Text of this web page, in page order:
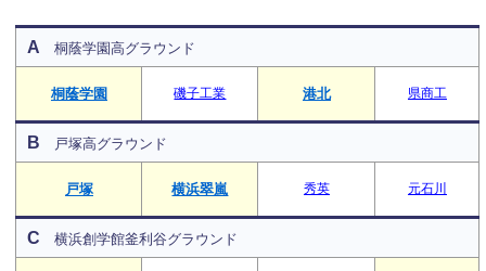
A 桐蔭学園高グラウンド
桐蔭学園 磯子工業 港北 県商工
B 戸塚高グラウンド
戸塚 横浜翠嵐 秀英 元石川
C 横浜創学館釜利谷グラウンド